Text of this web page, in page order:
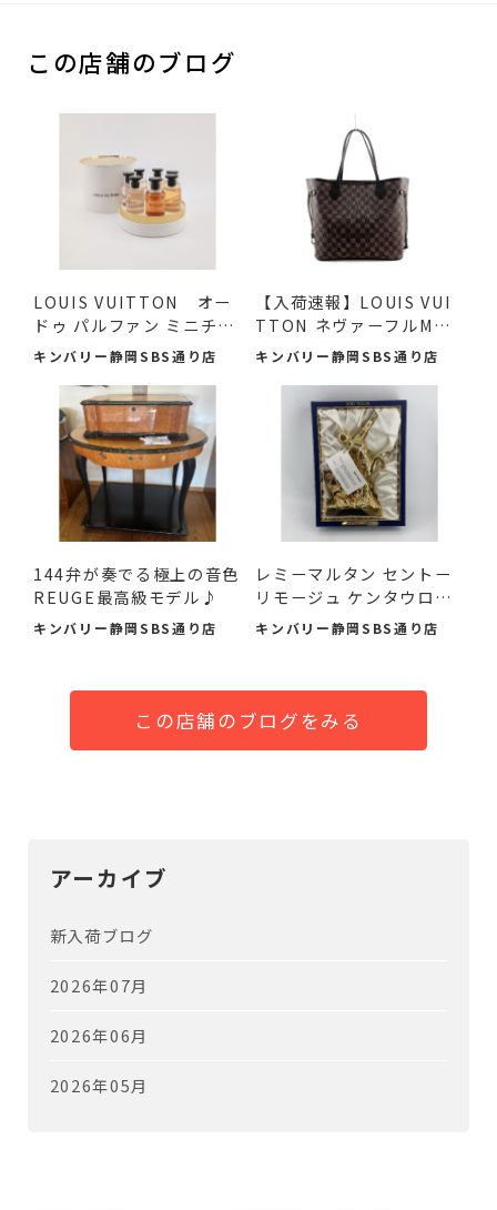
この店舗のブログ
LOUIS VUITTON オー
ドゥ パルファン ミニチュ
アセ...
キンバリー静岡SBS通り店
【入荷速報】LOUIS VUI
TTON ネヴァーフルMM
ダミエ...
キンバリー静岡SBS通り店
144弁が奏でる極上の音色
REUGE最高級モデル♪
キンバリー静岡SBS通り店
レミーマルタン セントー
リモージュ ケンタウロ
ス...
キンバリー静岡SBS通り店
この店舗のブログをみる
アーカイブ
新入荷ブログ
2026年07月
2026年06月
2026年05月